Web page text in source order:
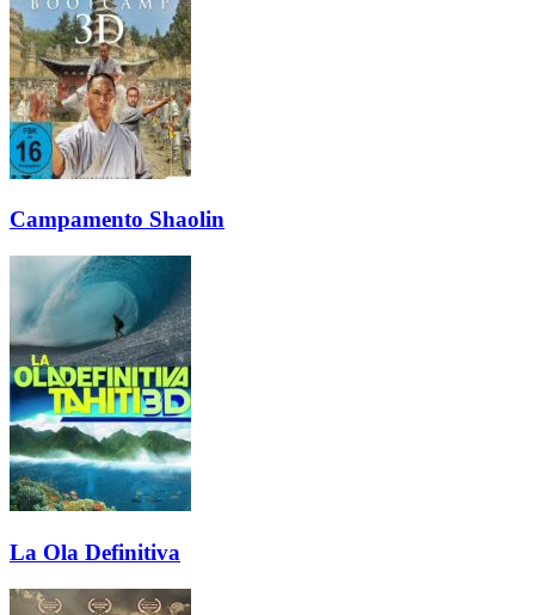
Campamento Shaolin
La Ola Definitiva